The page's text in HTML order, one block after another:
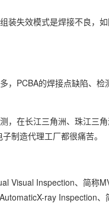
装失效模式是焊接不良，
，PCBA的焊接点缺陷、
，在长江三角洲、珠江三
制造代理工厂都很痛苦。
Visual Inspection、简称
ray Inspection